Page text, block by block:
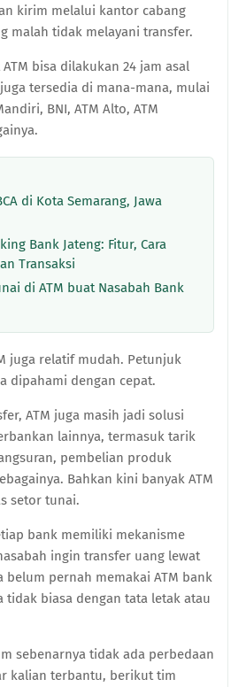
kirim melalui kantor cabang
malah tidak melayani transfer.
bisa dilakukan 24 jam asal
juga tersedia di mana-mana, mulai
BNI, ATM Alto, ATM
di Kota Semarang, Jawa
Bank Jateng: Fitur, Cara
Transaksi
di ATM buat Nasabah Bank
juga relatif mudah. Petunjuk
dipahami dengan cepat.
ATM juga masih jadi solusi
lainnya, termasuk tarik
pembelian produk
Bahkan kini banyak ATM
setor tunai.
bank memiliki mekanisme
ingin transfer uang lewat
belum pernah memakai ATM bank
biasa dengan tata letak atau
sebenarnya tidak ada perbedaan
kalian terbantu, berikut tim